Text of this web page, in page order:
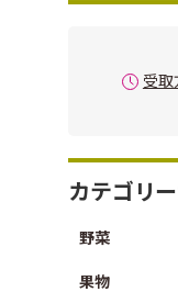
受取
カテゴリ
野菜
果物